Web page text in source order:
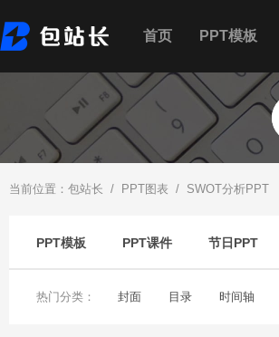
首页 PPT模板
当前位置： 包站长 / PPT图表 / SWOT分析PPT
PPT模板 PPT课件 节日PPT
热门分类： 封面 目录 时间轴